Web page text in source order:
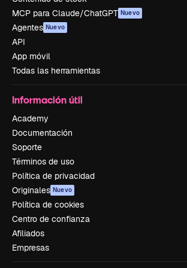
MCP para Claude/ChatGPT Nuevo
Agentes Nuevo
API
App móvil
Todas las herramientas
Información útil
Academy
Documentación
Soporte
Términos de uso
Política de privacidad
Originales Nuevo
Política de cookies
Centro de confianza
Afiliados
Empresas